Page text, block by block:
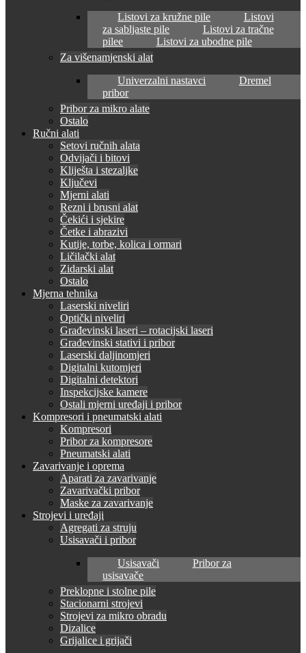
Listovi za kružne pile
Listovi
za sabljaste pile
Listovi za tračne
pilee
Listovi za ubodne pile
Za višenamjenski alat
Univerzalni nastavci
Dremel
pribor
Pribor za mikro alate
Ostalo
Ručni alati
Setovi ručnih alata
Odvijači i bitovi
Kliješta i stezaljke
Ključevi
Mjerni alati
Rezni i brusni alat
Čekići i sjekire
Četke i abrazivi
Kutije, torbe, kolica i ormari
Ličilački alat
Zidarski alat
Ostalo
Mjerna tehnika
Laserski niveliri
Optički niveliri
Građevinski laseri – rotacijski laseri
Građevinski stativi i pribor
Laserski daljinomjeri
Digitalni kutomjeri
Digitalni detektori
Inspekcijske kamere
Ostali mjerni uređaji i pribor
Kompresori i pneumatski alati
Kompresori
Pribor za kompresore
Pneumatski alati
Zavarivanje i oprema
Aparati za zavarivanje
Zavarivački pribor
Maske za zavarivanje
Strojevi i uređaji
Agregati za struju
Usisavači i pribor
Usisavači
Pribor za
usisavače
Preklopne i stolne pile
Stacionarni strojevi
Strojevi za mikro obradu
Dizalice
Grijalice i grijači